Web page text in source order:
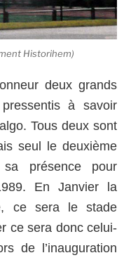
Historihem)
deux grands
à savoir
Tous deux sont
seul le deuxième
présence pour
En Janvier la
ce sera le stade
ce sera donc celui-
de l’inauguration